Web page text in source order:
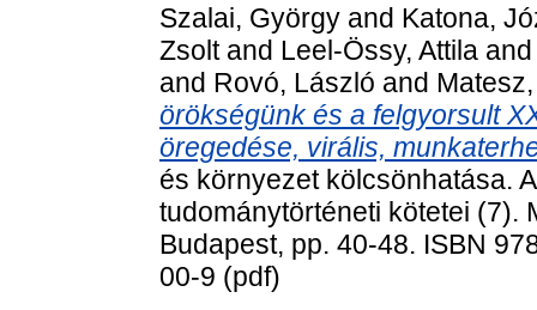
Szalai, György and Katona,
Zsoltand Leel-Össy, Attila
and Rovó, László and
örökségünk és a felgyorsult
öregedése, virális,
és környezet kölcsönhatása.
tudománytörténeti kötetei (7).
Budapest, pp. 40-48. ISBN
00-9 (pdf)